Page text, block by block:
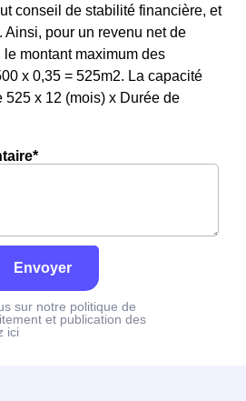
conseil de stabilité financière, et
Ainsi, pour un revenu net de
montant maximum des
x 0,35 = 525m2. La capacité
525 x 12 (mois) x Durée de
Envoyer
sur notre politique de
et publication des
ici